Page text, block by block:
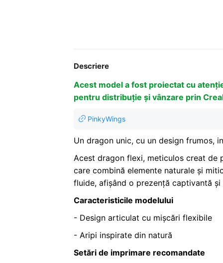
Descriere
Acest model a fost proiectat cu
pentru distribuție și vânzare prin
PinkyWings
Un dragon unic, cu un design frumos,
Acest dragon flexi, meticulos creat de
care combină elemente naturale și
fluide, afișând o prezență captivantă
Caracteristicile modelului
- Design articulat cu mișcări flexibile
- Aripi inspirate din natură
Setări de imprimare recomandate